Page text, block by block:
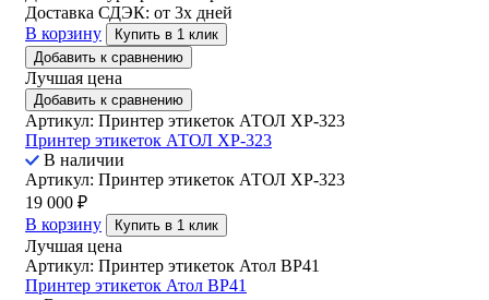
Доставка СДЭК: от 3х дней
В корзину
Купить в 1 клик
Добавить к сравнению
Лучшая цена
Добавить к сравнению
Артикул: Принтер этикеток АТОЛ XP-323
Принтер этикеток АТОЛ XP-323
В наличии
Артикул: Принтер этикеток АТОЛ XP-323
19 000 ₽
В корзину
Купить в 1 клик
Лучшая цена
Артикул: Принтер этикеток Атол ВР41
Принтер этикеток Атол ВР41